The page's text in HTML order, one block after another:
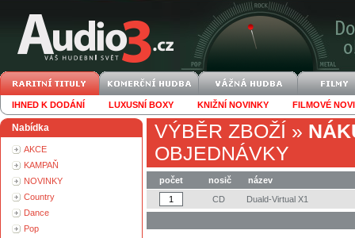
IHNED K DODÁNÍ LUXUSNÍ BOXY KNIŽNÍ NOVINKY FILMOVÉ
Nabídka
AKCE
KAMPAŇ
NOVINKY
Country
Dance
Pop
VÝBĚR ZBOŽÍ »
OBJEDNÁVKY
počet nosič
název
CD
Duald-Virtual X1